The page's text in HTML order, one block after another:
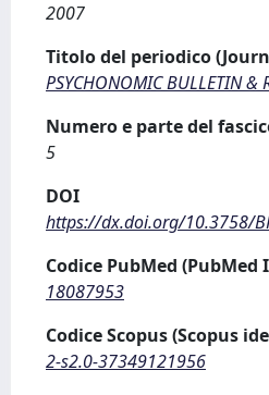
2007
Titolo del periodico
PSYCHONOMIC BULLETIN &
Numero e parte del
5
DOI
https://dx.doi.org/10.3758/
Codice PubMed
18087953
Codice Scopus (Scopus
2-s2.0-37349121956